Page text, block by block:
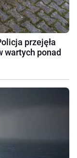
przejęła
wartych ponad